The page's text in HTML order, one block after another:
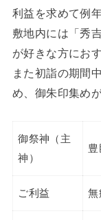
利益を求めて例
敷地内には「秀
が好きな方にお
また初詣の期間
め、御朱印集め
御祭神（主
神）
豊
ご利益 無